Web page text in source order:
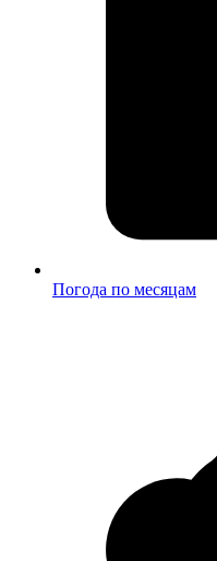
Погода по месяцам